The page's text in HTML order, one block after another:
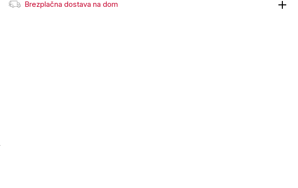
Brezplačna dostava na dom
Brezplačna dostava na dom